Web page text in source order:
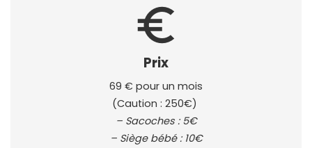
euro_symbol
Prix
69 € pour un mois
(Caution : 250€)
– Sacoches : 5€
– Siège bébé : 10€